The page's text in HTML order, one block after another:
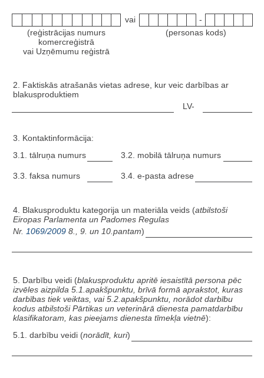
vai
-
(reģistrācijas numurs
komercreģistrā
vai Uzņēmumu reģistrā
(personas kods)
2. Faktiskās atrašanās vietas adrese, kur veic darbības ar
blakusproduktiem
LV-
3. Kontaktinformācija:
3.1. tālruņa numurs
3.2. mobilā tālruņa numurs
3.3. faksa numurs 3.4. e-pasta adrese
4. Blakusproduktu kategorija un materiāla veids (atbilstoši
Eiropas Parlamenta un Padomes Regulas
Nr. 1069/2009 8., 9. un 10.pantam)
5. Darbību veidi (blakusproduktu apritē iesaistītā persona pēc
izvēles aizpilda 5.1.apakšpunktu, brīvā formā aprakstot, kuras
darbības tiek veiktas, vai 5.2.apakšpunktu, norādot darbību
kodus atbilstoši Pārtikas un veterinārā dienesta pamatdarbību
klasifikatoram, kas pieejams dienesta tīmekļa vietnē):
5.1. darbību veidi (norādīt, kuri)